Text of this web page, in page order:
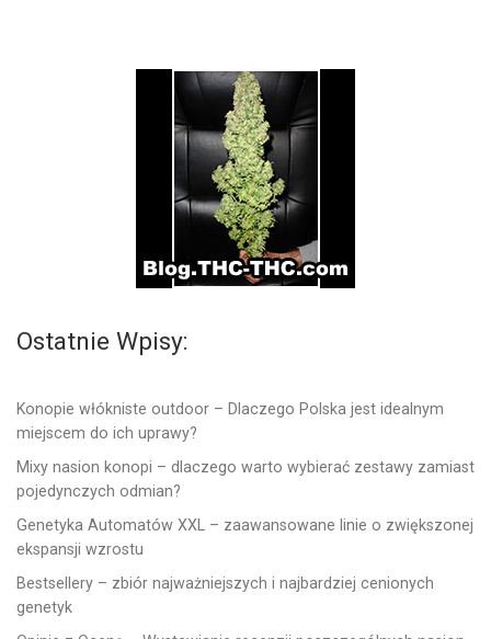
Ostatnie Wpisy:
Konopie włókniste outdoor – Dlaczego Polska jest idealnym
miejscem do ich uprawy?
Mixy nasion konopi – dlaczego warto wybierać zestawy zamiast
pojedynczych odmian?
Genetyka Automatów XXL – zaawansowane linie o zwiększonej
ekspansji wzrostu
Bestsellery – zbiór najważniejszych i najbardziej cenionych
genetyk